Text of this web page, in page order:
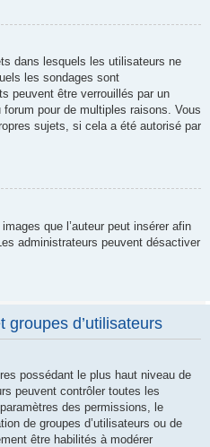
dans lesquels les utilisateurs ne
les sondages sont
peuvent être verrouillés par un
pour de multiples raisons. Vous
sujets, si cela a été autorisé par
que l’auteur peut insérer afin
administrateurs peuvent désactiver
groupes d’utilisateurs
possédant le plus haut niveau de
peuvent contrôler toutes les
des permissions, le
de groupes d’utilisateurs ou de
être habilités à modérer